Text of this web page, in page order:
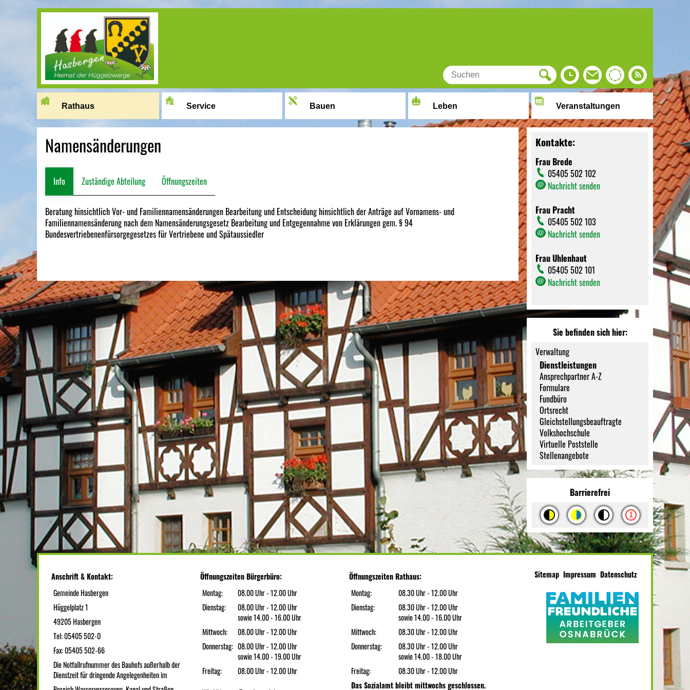
Rathaus Service Bauen Leben Veranstaltungen
Namensänderungen
Info Zuständige Abteilung Öffnungszeiten
Beratung hinsichtlich Vor- und Familiennamensänderungen Bearbeitung und Entscheidung hinsichtlich der Anträge auf Vornamens- und
Familiennamensänderung nach dem Namensänderungsgesetz Bearbeitung und Entgegennahme von Erklärungen gem. § 94
Bundesvertriebenenfürsorgegesetzes für Vertriebene und Spätaussiedler
Kontakte:
Frau Brede
05405 502 102
Nachricht senden
Frau Pracht
05405 502 103
Nachricht senden
Frau Uhlenhaut
05405 502 101
Nachricht senden
Sie befinden sich hier:
Verwaltung
Dienstleistungen
Ansprechpartner A-Z
Formulare
Fundbüro
Ortsrecht
Gleichstellungsbeauftragte
Volkshochschule
Virtuelle Poststelle
Stellenangebote
Barrierefrei
Anschrift & Kontakt:
Gemeinde Hasbergen
Hüggelplatz 1
49205 Hasbergen
Tel: 05405 502-0
Fax: 05405 502-66
Die Notfallrufnummer des Bauhofs außerhalb der
Dienstzeit für dringende Angelegenheiten im
Öffnungszeiten Bürgerbüro:
Montag:
08.00 Uhr - 12.00 Uhr
Dienstag:
08.00 Uhr - 12.00 Uhr
sowie 14.00 - 16.00 Uhr
Mittwoch:
08.00 Uhr - 12.00 Uhr
Donnerstag: 08.00 Uhr - 12.00 Uhr
sowie 14.00 - 19.00 Uhr
Freitag:
08.00 Uhr - 12.00 Uhr
Öffnungszeiten Rathaus:
Montag:
08.30 Uhr - 12.00 Uhr
Dienstag:
08.30 Uhr - 12.00 Uhr
sowie 14.00 - 16.00 Uhr
Mittwoch:
08.30 Uhr - 12.00 Uhr
Donnerstag:
08.30 Uhr - 12.00 Uhr
sowie 14.00 - 18.00 Uhr
Freitag:
08.30 Uhr - 12.00 Uhr
Das Sozialamt bleibt mittwochs geschlossen.
Sitemap Impressum Datenschutz